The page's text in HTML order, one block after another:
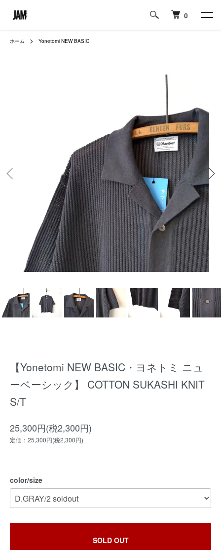
0
ホーム Yonetomi NEW BASIC
【Yonetomi NEW BASIC・ヨネトミ ニュ
ーベーシック】 COTTON SUKASHI KNIT
S/T
25,300円(税2,300円)
定価：25,300円(税2,300円)
color/size
SOLD OUT